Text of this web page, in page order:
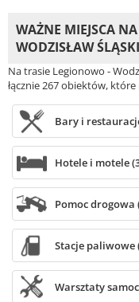
WAŻNE MIEJSCA
WODZISŁAW ŚLĄSKI
Na trasie Legionowo -
łącznie 267 obiektów,
Bary i
Hotele i motele
Pomoc drogowa
Stacje paliwowe
Warsztaty